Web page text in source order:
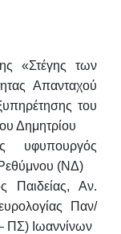
«Στέγης των
Απανταχού
του
Δημητρίου
υφυπουργός
(ΝΔ)
Παιδείας, Αν.
Παν/
ΠΣ) Ιωαννίνων